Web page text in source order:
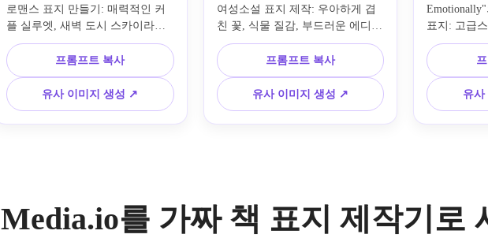
로맨스 표지 만들기: 매력적인 커
플 실루엣, 새벽 도시 스카이라인,
파스텔 핑크 피치 크림 색상, 부드
러운 회화적 질감, 따뜻하고 초대
하는 분위기, 깔끔한 구성, 서점에
서 인기있는 현대 로맨스 스타일,
제목 레터링 공간.
프롬프트 복사
유사 이미지 생성 ↗
여성소설 표지 제작: 우아하게 겹
친 꽃, 식물 질감, 부드러운 에디토
리얼 색상, 고급 서점 스타일링, 균
형 잡힌 구성, 우아한 깊이감, 미묘
한 럭셔리 마감, 현실적인 제목·부
제·저자 이름 배치 공간.
프롬프트 복사
유사 이미지 생성 ↗
표지: 고급
터무니없
담한 제목
북 레이아
세련된 현대
디 긴장감,
포장.
유
Media.io를 가짜 책 표지 제작기로